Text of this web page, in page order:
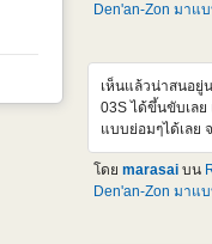
ด้วย ก็กินที่หนักเข้
ของ Dynames
Dynames กับ
Den'an-Zon มาแ
เห็นแล้วน่าสนอยู่
03S ได้ขึ้นขับเลย
แบบย่อมๆได้เลย
เส้นมา ก็กะว่าจะ
เล่น แต่เอาจริงๆนี่
แทบไม่มีเวลาพิม
โดย marasai บน
Den'an-Zon มาแ